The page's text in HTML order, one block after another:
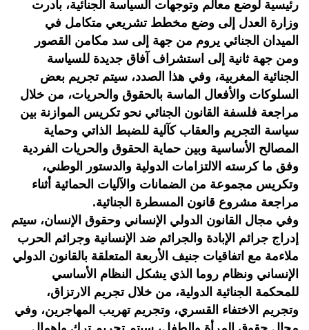
رئيسية لوضع معالم وتوجهات السياسة الجنائية، بادرت
وزارة العدل إلى وضع مخطط تشريعي متكامل في
الميدان الجنائي يروم من جهة إلى سد مكامن القصور
ومن جهة ثانية إلى استشراف آفاق جديدة للسياسة
الجنائية المغربية، وفي هذا الصدد، سيتم تجريم بعض
السلوكات والأفعال الماسة بالحقوق والحريات، من خلال
مراجعة فلسفة القانون الجنائي نحو تكريس الموازنة بين
سياسة التجريم والعقاب كآلية للضبط الذاتي وحماية
المصالح الأساسية وبين حماية الحقوق والحريات الفردية
وفق ما كرسته الالتزامات الدولية والدستور الوطني،
وتكريس مجموعة من الضمانات والآليات الحمائية أثناء
مراجعة مشروع قانون المسطرة الجنائية.
وفي مجال القانون الدولي الإنساني وحقوق الإنسان، سيتم
إدراج جرائم الإبادة والجرائم ضد الإنسانية وجرائم الحرب
ملاءمة مع اتفاقيات جنيف الأربعة المتعلقة بالقانون الدولي
الإنساني ونظام روما الذي يشكل النظام الأساسي
للمحكمة الجنائية الدولية، من خلال تجريم الارتزاق،
وتجريم الاختفاء القسري، وتجريم تهريب المهاجرين، وفي